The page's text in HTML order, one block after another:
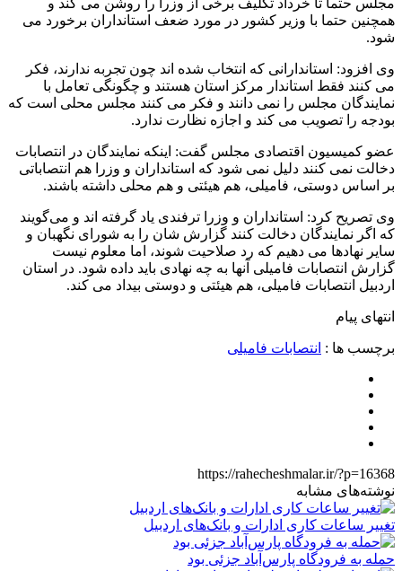
مجلس حتما تا خرداد تکلیف برخی از وزرا را روشن می کند و
همچنین حتما با وزیر کشور در مورد ضعف استانداران برخورد می
شود.
وی افزود: استاندارانی که انتخاب شده اند چون تجربه ندارند، فکر
می کنند فقط استاندار مرکز استان هستند و چگونگی تعامل با
نمایندگان مجلس را نمی دانند و فکر می کنند مجلس محلی است که
بودجه را تصویب می کند و اجازه نظارت ندارد.
عضو کمیسیون اقتصادی مجلس گفت: اینکه نمایندگان در انتصابات
دخالت نمی کنند دلیل نمی شود که استانداران و وزرا هم انتصاباتی
بر اساس دوستی، فامیلی، هم هیئتی و هم محلی داشته باشند.
وی تصریح کرد: استانداران و وزرا ترفندی یاد گرفته اند و می‌گویند
که اگر نمایندگان دخالت کنند گزارش شان را به شورای نگهبان و
سایر نهادها می دهیم که رد صلاحیت شوند، اما معلوم نیست
گزارش انتصابات فامیلی آنها به چه نهادی باید داده شود. در استان
اردبیل انتصابات فامیلی، هم هیئتی و دوستی بیداد می کند.
انتهای پیام
برچسب ها : انتصابات فامیلی
https://rahecheshmalar.ir/?p=16368
نوشته‌های مشابه
تغییر ساعات کاری ادارات و بانک‌های اردبیل
حمله به فرودگاه پارس‌‌آباد جزئی بود